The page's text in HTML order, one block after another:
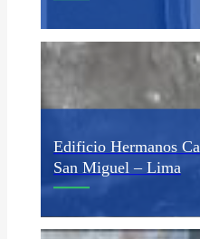
Mantenimiento
Edificio Hermanos
San Miguel – Lima